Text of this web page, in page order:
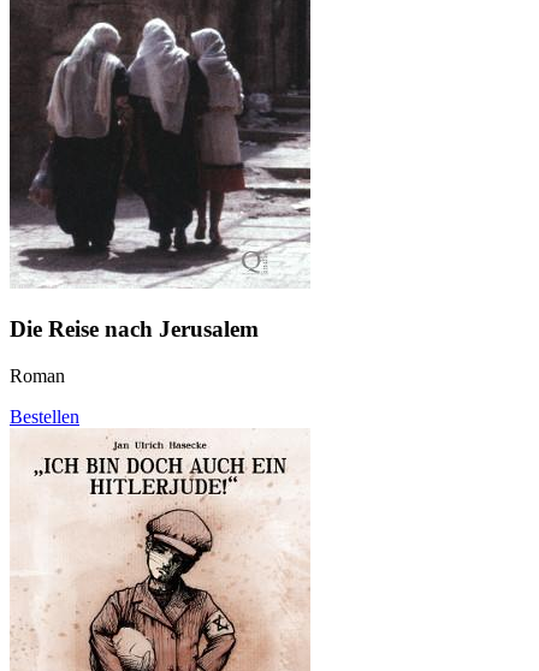
Die Reise nach Jerusalem
Roman
Bestellen